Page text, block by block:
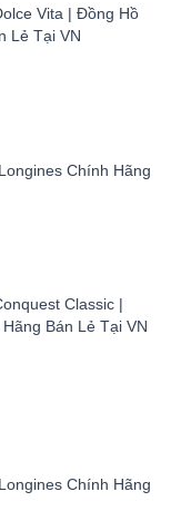
Vita | Đồng Hồ
Lẻ Tại VN
Chính Hãng
Classic |
Bán Lẻ Tại VN
Chính Hãng